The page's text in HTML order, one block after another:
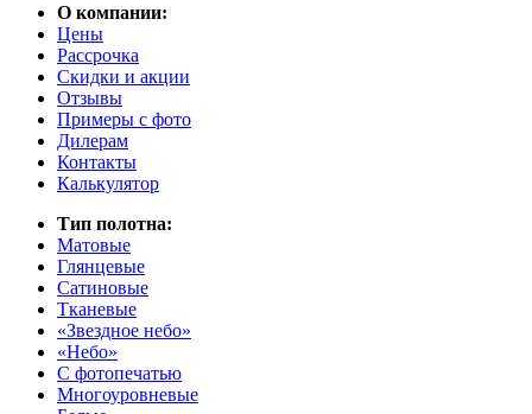
О компании:
Цены
Рассрочка
Скидки и акции
Отзывы
Примеры с фото
Дилерам
Контакты
Калькулятор
Тип полотна:
Матовые
Глянцевые
Сатиновые
Тканевые
«Звездное небо»
«Небо»
С фотопечатью
Многоуровневые